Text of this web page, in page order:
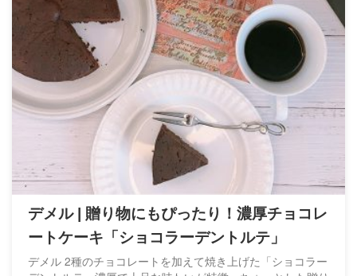
デメル | 贈り物にもぴったり！濃厚チョコレ
ートケーキ「ショコラーデントルテ」
デメル 2種のチョコレートを加えて焼き上げた「ショコラー